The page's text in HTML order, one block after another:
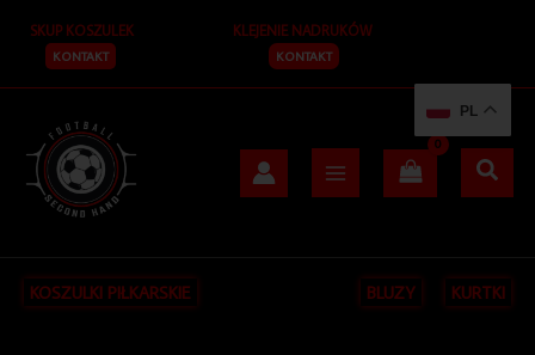
treści
SKUP KOSZULEK
KONTAKT
KLEJENIE NADRUKÓW
KONTAKT
KOSZULKI PIŁKARSKIE BLUZY KURTKI
PL